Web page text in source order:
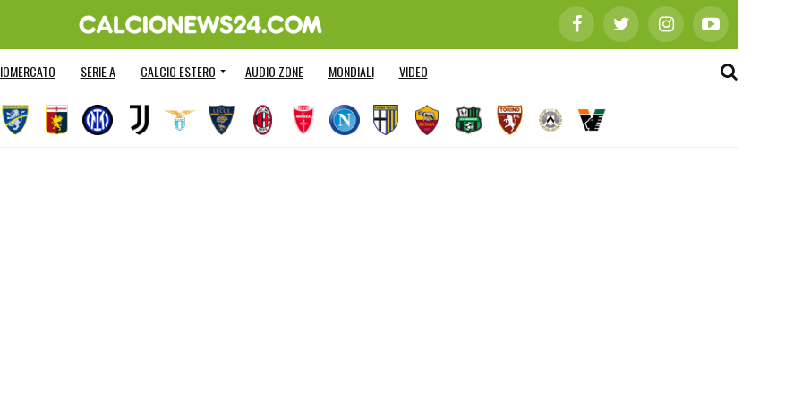
SERIE A CALCIO ESTERO AUDIO ZONE MONDIALI VIDEO